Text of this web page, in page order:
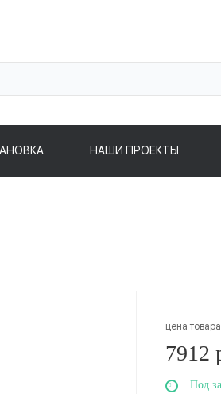
НАШИ ПРОЕКТЫ
цена товара
7912
Под